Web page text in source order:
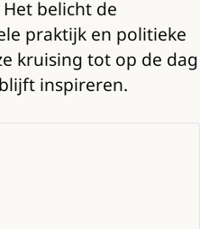
belicht de
praktijk en politieke
kruising tot op de dag
inspireren.